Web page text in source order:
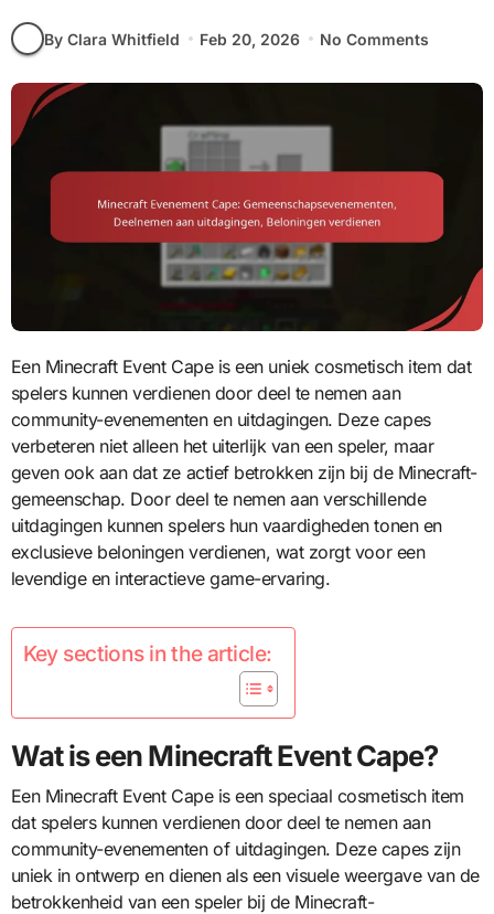
By Clara Whitfield Feb 20, 2026 No Comments
Een Minecraft Event Cape is een uniek cosmetisch item dat
spelers kunnen verdienen door deel te nemen aan
community-evenementen en uitdagingen. Deze capes
verbeteren niet alleen het uiterlijk van een speler, maar
geven ook aan dat ze actief betrokken zijn bij de Minecraft-
gemeenschap. Door deel te nemen aan verschillende
uitdagingen kunnen spelers hun vaardigheden tonen en
exclusieve beloningen verdienen, wat zorgt voor een
levendige en interactieve game-ervaring.
Key sections in the article:
Wat is een Minecraft Event Cape?
Een Minecraft Event Cape is een speciaal cosmetisch item
dat spelers kunnen verdienen door deel te nemen aan
community-evenementen of uitdagingen. Deze capes zijn
uniek in ontwerp en dienen als een visuele weergave van de
betrokkenheid van een speler bij de Minecraft-